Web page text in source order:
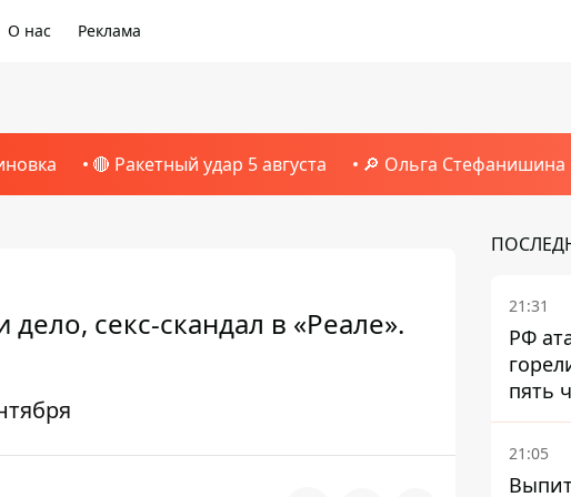
О нас Реклама
🔴 Ракетный удар 5 августа 🔎 Ольга Стефанишина
секс-скандал в «Реале».
21:31
РФ
пять
21:05